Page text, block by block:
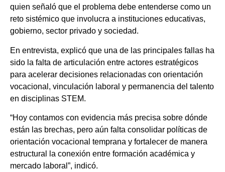
quien señaló que el problema debe entenderse como un
reto sistémico que involucra a instituciones educativas,
gobierno, sector privado y sociedad.
En entrevista, explicó que una de las principales fallas ha
sido la falta de articulación entre actores estratégicos
para acelerar decisiones relacionadas con orientación
vocacional, vinculación laboral y permanencia del talento
en disciplinas STEM.
“Hoy contamos con evidencia más precisa sobre dónde
están las brechas, pero aún falta consolidar políticas de
orientación vocacional temprana y fortalecer de manera
estructural la conexión entre formación académica y
mercado laboral”, indicó.